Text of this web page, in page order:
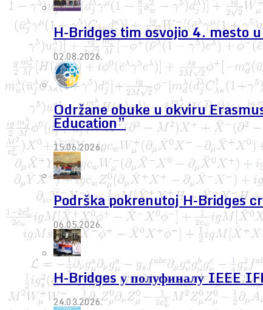
H-Bridges tim osvojio 4. mesto
02.08.2026.
Održane obuke u okviru
Education”
15.06.2026.
Podrška pokrenutoj H-Bridges
06.05.2026.
H-Bridges у полуфиналу IEEE
24.03.2026.